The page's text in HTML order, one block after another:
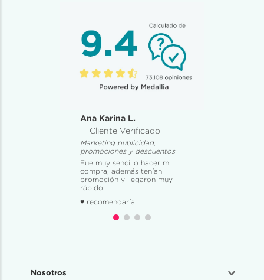
Ana Karina L.
Cliente Verificado
Marketing publicidad,
promociones y descuentos
Fue muy sencillo hacer mi
compra, además tenían
promoción y llegaron muy
rápido
♥ recomendaría
Nosotros